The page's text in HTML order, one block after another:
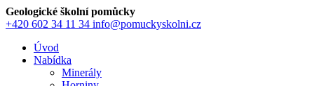
Geologické školní pomůcky
+420 602 34 11 34 info@pomuckyskolni.cz
Úvod
Nabídka
Minerály